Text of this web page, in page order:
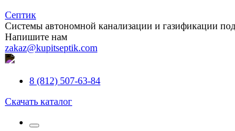
Септик
Системы автономной канализации и газификации
Напишите нам
zakaz@kupitseptik.com
8 (812) 507-63-84
Скачать каталог